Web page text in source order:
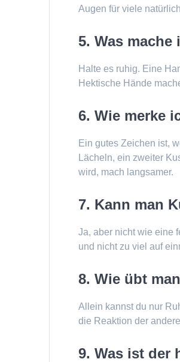
Augen für viele
5. Was
Halte es ruhig. Eine
Hektische Hände
6. Wie merke
Ein gutes Zeichen ist,
Lächeln, ein zweiter
wird, mach langsamer.
7. Kann man
Ja, aber nicht wie eine
und nicht zu viel auf
8. Wie übt
Allein kannst du nur
die Reaktion der
9. Was ist der